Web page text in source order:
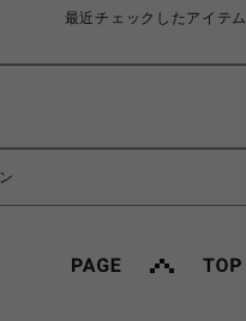
最近チェックしたアイテム